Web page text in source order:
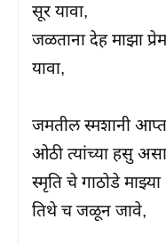
सूर यावा,
जळताना देह माझा
यावा,
जमतील स्मशानी
ओठी त्यांच्या हसु
स्मृति चे गाठोडे माझ्या
तिथे च जळून जावे,